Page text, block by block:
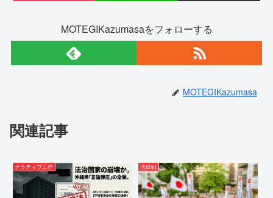
MOTEGIKazumasaをフォローする
MOTEGIKazumasa
関連記事
ナラティブ工作 法律戦